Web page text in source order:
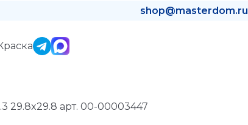
shop@masterdom.ru
29.8x29.8 арт. 00-00003447